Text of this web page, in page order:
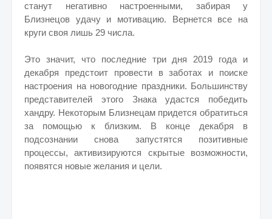
станут негативно настроенными, забирая у
Близнецов удачу и мотивацию. Вернется все на
круги своя лишь 29 числа.
Это значит, что последние три дня 2019 года и
декабря предстоит провести в заботах и поиске
настроения на новогодние праздники. Большинству
представителей этого Знака удастся победить
хандру. Некоторым Близнецам придется обратиться
за помощью к близким. В конце декабря в
подсознании снова запустятся позитивные
процессы, активизируются скрытые возможности,
появятся новые желания и цели.